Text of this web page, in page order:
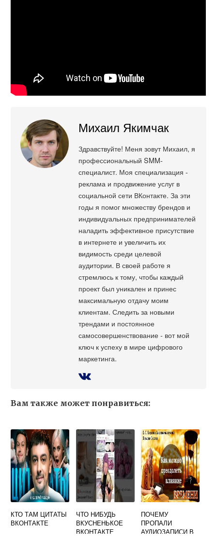
Михаил Якимчак
Здравствуйте! Меня зовут Михаил, я
профессиональный SMM-
специалист. Моя специализация -
реклама и продвижение услуг в
социальной сети ВКонтакте. За эти
годы я помог множеству брендов и
индивидуальных предпринимателей
наладить эффективное присутствие
в интернете и увеличить их
видимость среди целевой
аудитории. В своей работе я
стремлюсь к тому, чтобы каждый
проект был уникален и принес
максимальную отдачу моим
клиентам. Следить за новыми
трендами и постоянное
самосовершенствование - вот мой
ключ к успеху в мире цифрового
маркетинга.
Вам также может понравиться:
КТО ТАМ ЦИТАТЫ
ВКОНТАКТЕ
ЧТО НИБУДЬ
ВКУСНЕНЬКОЕ
ВКОНТАКТЕ
ПОЧЕМУ
ПРОПАЛИ
АУДИОЗАПИСИ В